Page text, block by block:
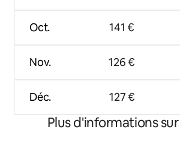
Oct.
Nov.
Déc.
141 €
126 €
127 €
Plus d'informations